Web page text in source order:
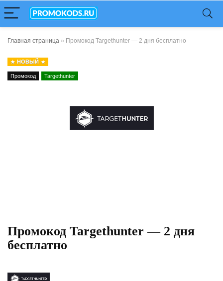
Главная страница » Промокод Targethunter — 2 дня бесплатно
НОВЫЙ
Промокод Targethunter
Промокод Targethunter — 2 дня
бесплатно